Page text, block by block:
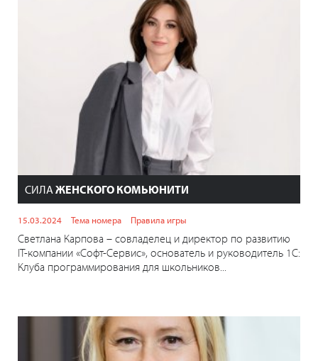
СИЛА ЖЕНСКОГО КОМЬЮНИТИ
15.03.2024 Тема номера Правила игры
Светлана Карпова – совладелец и директор по развитию
IT-компании «Софт-Сервис», основатель и руководитель 1С:
Клуба программирования для школьников...